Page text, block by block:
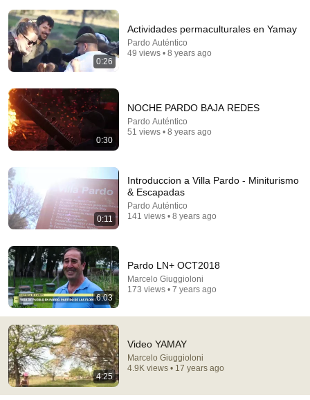
THIS Happens
1.9M views
Inside West Virginia's Most Remote Holler
RocaNews • 10M views
0:26
Actividades permaculturales en Yamay
Pardo Auténtico
49 views • 8 years ago
0:30
NOCHE PARDO BAJA REDES
Pardo Auténtico
51 views • 8 years ago
0:11
Introduccion a Villa Pardo - Miniturismo
& Escapadas
Pardo Auténtico
141 views • 8 years ago
6:03
Pardo LN+ OCT2018
Marcelo Giuggioloni
173 views • 7 years ago
4:25
Video YAMAY
Marcelo Giuggioloni
4.9K views • 17 years ago